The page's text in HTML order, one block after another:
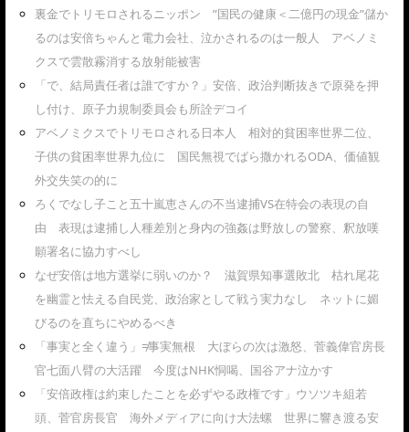
裏金でトリモロされるニッポン ”国民の健康＜二億円の現金”儲か
るのは安倍ちゃんと電力会社、泣かされるのは一般人 アベノミ
クスで雲散霧消する放射能被害
「で、結局責任者は誰ですか？」安倍、政治判断抜きで原発を押
し付け、原子力規制委員会も所詮デコイ
アベノミクスでトリモロされる日本人 相対的貧困率世界二位、
子供の貧困率世界九位に 国民無視でばら撒かれるODA、価値観
外交失笑の的に
ろくでなし子こと五十嵐恵さんの不当逮捕VS在特会の表現の自
由 表現は逮捕し人種差別と身内の強姦は野放しの警察、釈放嘆
願署名に協力すべし
なぜ安倍は地方選挙に弱いのか？ 滋賀県知事選敗北 枯れ尾花
を幽霊と怯える自民党、政治家として戦う実力なし ネットに媚
びるのを直ちにやめるべき
「事実と全く違う」≠事実無根 大ぼらの次は激怒、菅義偉官房長
官七面八臂の大活躍 今度はNHK恫喝、国谷アナ泣かす
「安倍政権は約束したことを必ずやる政権です」ウソツキ組若
頭、菅官房長官 海外メディアに向け大法螺 世界に響き渡る安